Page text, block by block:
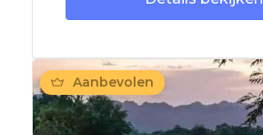
Aanbevolen